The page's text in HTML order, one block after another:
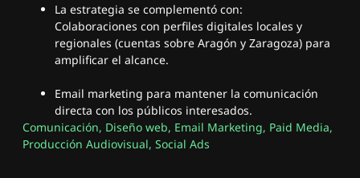
La estrategia se complementó con:
Colaboraciones con perfiles digitales locales y
regionales (cuentas sobre Aragón y Zaragoza) para
amplificar el alcance.
Email marketing para mantener la comunicación
directa con los públicos interesados.
Comunicación, Diseño web, Email Marketing, Paid Media,
Producción Audiovisual, Social Ads